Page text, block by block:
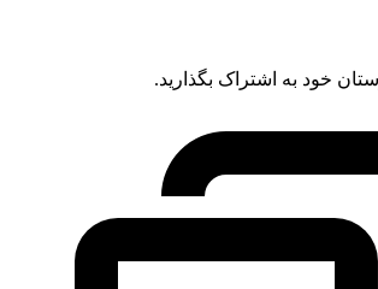
خود به اشتراک بگذارید.